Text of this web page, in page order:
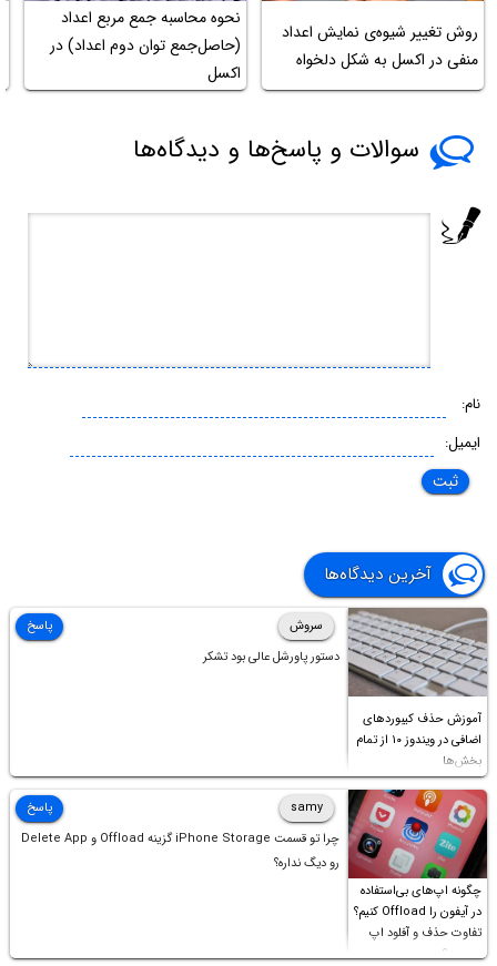
روش تغییر شیوه‌ی نمایش اعداد
منفی در اکسل به شکل دلخواه
نحوه محاسبه جمع مربع اعداد
(حاصل‌جمع توان دوم اعداد) در
اکسل
سوالات و پاسخ‌ها و دیدگاه‌ها
نام:
ایمیل:
آخرین دیدگاه‌ها
آموزش حذف کیبوردهای
اضافی در ویندوز ۱۰ از تمام
بخش‌ها
سروش
دستور پاورشل عالی بود تشکر
پاسخ
چگونه اپ‌های بی‌استفاده
در آیفون را Offload کنیم؟
تفاوت حذف و آفلود اپ
چیست؟
samy
چرا تو قسمت iPhone Storage گزینه Offload و Delete App
رو دیگ نداره؟
پاسخ